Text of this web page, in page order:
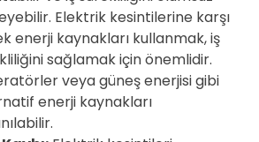
Elektrik kesintilerine karşı
enerji kaynakları kullanmak, iş
sağlamak için önemlidir.
veya güneş enerjisi gibi
enerji kaynakları